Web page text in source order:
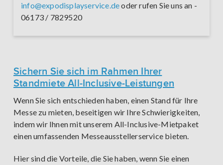
info@expodisplayservice.deoder rufen Sie uns an -
06173 / 7829520
Sichern Sie sich im Rahmen Ihrer
Standmiete All-Inclusive-Leistungen
Wenn Sie sich entschieden haben, einen Stand für Ihre
Messe zu mieten, beseitigen wir Ihre Schwierigkeiten,
indem wir Ihnen mit unserem All-Inclusive-Mietpaket
einen umfassenden Messeausstellerservice bieten.
Hier sind die Vorteile, die Sie haben, wenn Sie einen